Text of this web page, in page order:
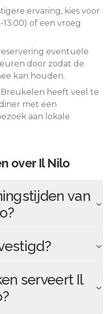
ervaring, kies voor
of een vroeg
eventuele
door zodat de
kan houden.
Breukelen heeft veel te
met een
aan lokale
over Il Nilo
van
?
serveert Il
?